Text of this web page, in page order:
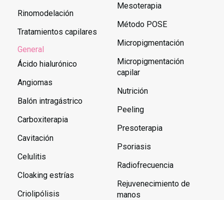
Rinomodelación
Tratamientos capilares
General
Ácido hialurónico
Angiomas
Balón intragástrico
Carboxiterapia
Cavitación
Celulitis
Cloaking estrías
Criolipólisis
Mesoterapia
Método POSE
Micropigmentación
Micropigmentación
capilar
Nutrición
Peeling
Presoterapia
Psoriasis
Radiofrecuencia
Rejuvenecimiento de
manos